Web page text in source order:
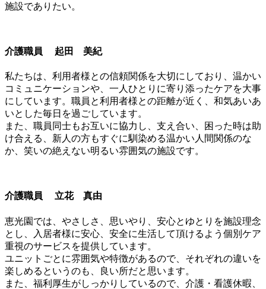
施設でありたい。
介護職員 起田 美紀
私たちは、利用者様との信頼関係を大切にしており、温かい
コミュニケーションや、一人ひとりに寄り添ったケアを大事
にしています。職員と利用者様との距離が近く、和気あいあ
いとした毎日を過ごしています。
また、職員同士もお互いに協力し、支え合い、困った時は助
け合える、新人の方もすぐに馴染める温かい人間関係のな
か、笑いの絶えない明るい雰囲気の施設です。
介護職員 立花 真由
恵光園では、やさしさ、思いやり、安心とゆとりを施設理念
とし、入居者様に安心、安全に生活して頂けるよう個別ケア
重視のサービスを提供しています。
ユニットごとに雰囲気や特徴があるので、それぞれの違いを
楽しめるというのも、良い所だと思います。
また、福利厚生がしっかりしているので、介護・看護休暇、